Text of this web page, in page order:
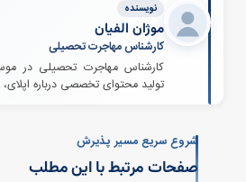
نویسنده
موژان الفیان
کارشناس مهاجرت تحصیلی
کارشناس مهاجرت تحصیلی در
تولید محتوای تخصصی درباره
شروع سریع مسیر پذیرش
صفحات مرتبط با این مطلب